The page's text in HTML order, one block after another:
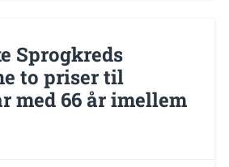
Sprogkreds
to priser til
med 66 år imellem